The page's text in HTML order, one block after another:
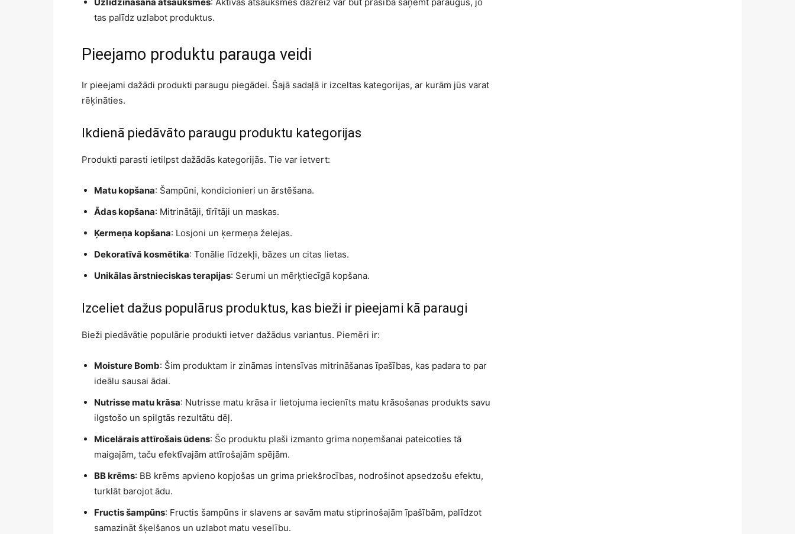
tas palīdz uzlabot produktus.
Pieejamo produktu parauga veidi
Ir pieejami dažādi produkti paraugu piegādei. Šajā sadaļā ir izceltas kategorijas, ar kurām jūs varat
rēķināties.
Ikdienā piedāvāto paraugu produktu kategorijas
Produkti parasti ietilpst dažādās kategorijās. Tie var ietvert:
Matu kopšana: Šampūni, kondicionieri un ārstēšana.
Ādas kopšana: Mitrinātāji, tīrītāji un maskas.
Ķermeņa kopšana: Losjoni un ķermeņa želejas.
Dekoratīvā kosmētika: Tonālie līdzekļi, bāzes un citas lietas.
Unikālas ārstnieciskas terapijas: Serumi un mērķtiecīgā kopšana.
Izceliet dažus populārus produktus, kas bieži ir pieejami kā paraugi
Bieži piedāvātie populārie produkti ietver dažādus variantus. Piemēri ir:
Moisture Bomb: Šim produktam ir zināmas intensīvas mitrināšanas īpašības, kas padara to par
ideālu sausai ādai.
Nutrisse matu krāsa: Nutrisse matu krāsa ir lietojuma iecienīts matu krāsošanas produkts savu
ilgstošo un spilgtās rezultātu dēļ.
Micelārais attīrošais ūdens: Šo produktu plaši izmanto grima noņemšanai pateicoties tā
maigajām, taču efektīvajām attīrošajām spējām.
BB krēms: BB krēms apvieno kopjošas un grima priekšrocības, nodrošinot apsedzošu efektu,
turklāt barojot ādu.
Fructis šampūns: Fructis šampūns ir slavens ar savām matu stiprinošajām īpašībām, palīdzot
samazināt šķelšanos un uzlabot matu veselību.